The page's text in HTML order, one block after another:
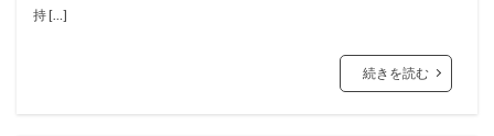
持 […]
続きを読む